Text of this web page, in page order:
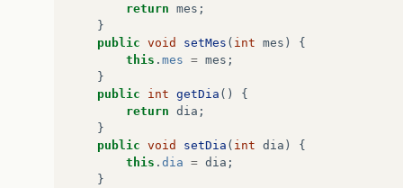
return mes ;
}
public void setMes ( int mes )
{
this . mes = mes ;
}
public
int getDia ()
{
return dia ;
}
public void setDia ( int dia )
{
this . dia = dia ;
}